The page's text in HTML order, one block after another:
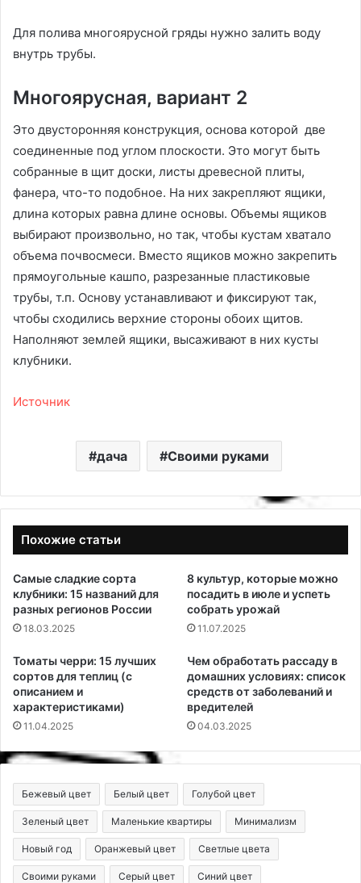
Для полива многоярусной гряды нужно залить воду
внутрь трубы.
Многоярусная, вариант 2
Это двусторонняя конструкция, основа которой две
соединенные под углом плоскости. Это могут быть
собранные в щит доски, листы древесной плиты,
фанера, что-то подобное. На них закрепляют ящики,
длина которых равна длине основы. Объемы ящиков
выбирают произвольно, но так, чтобы кустам хватало
объема почвосмеси. Вместо ящиков можно закрепить
прямоугольные кашпо, разрезанные пластиковые
трубы, т.п. Основу устанавливают и фиксируют так,
чтобы сходились верхние стороны обоих щитов.
Наполняют землей ящики, высаживают в них кусты
клубники.
Источник
дача Своими руками
Похожие статьи
Самые сладкие сорта
клубники: 15 названий для
разных регионов России
18.03.2025
8 культур, которые можно
посадить в июле и успеть
собрать урожай
11.07.2025
Томаты черри: 15 лучших
сортов для теплиц (с
описанием и
характеристиками)
11.04.2025
Чем обработать рассаду в
домашних условиях: список
средств от заболеваний и
вредителей
04.03.2025
Бежевый цвет Белый цвет Голубой цвет
Зеленый цвет Маленькие квартиры Минимализм
Новый год Оранжевый цвет Светлые цвета
Своими руками Серый цвет Синий цвет